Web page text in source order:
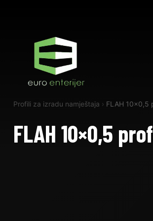
Profili za izradu namještaja › FLAH 10×0,5
FLAH 10×0,5